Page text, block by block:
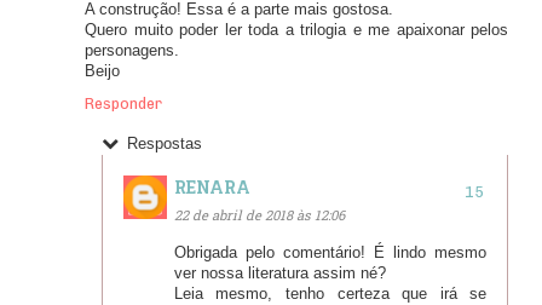
A construção! Essa é a parte mais gostosa.
Quero muito poder ler toda a trilogia e me apaixonar pelos
personagens.
Beijo
Responder
Respostas
RENARA
22 de abril de 2018 às 12:06
Obrigada pelo comentário! É lindo mesmo
ver nossa literatura assim né?
Leia mesmo, tenho certeza que irá se